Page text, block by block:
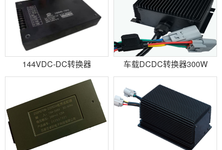
144VDC-DC转换器 车载DCDC转换器300W